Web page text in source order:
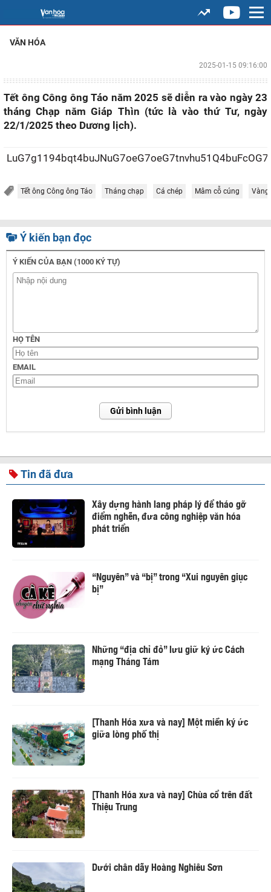
VĂN HÓA
2025-01-15 09:16:00
Tết ông Công ông Táo năm 2025 sẽ diễn ra vào ngày 23
tháng Chạp năm Giáp Thìn (tức là vào thứ Tư, ngày
22/1/2025 theo Dương lịch).
Tết ông Công ông Táo Tháng chạp Cá chép Mâm cỗ cúng Vàng
Ý kiến bạn đọc
Ý KIẾN CỦA BẠN (1000 KÝ TỰ)
HỌ TÊN
EMAIL
Gửi bình luận
Tin đã đưa
Xây dựng hành lang pháp lý để tháo gỡ
điểm nghẽn, đưa công nghiệp văn hóa
phát triển
“Nguyên” và “bị” trong “Xui nguyên giục
bị”
Những “địa chỉ đỏ” lưu giữ ký ức Cách
mạng Tháng Tám
[Thanh Hóa xưa và nay] Một miền ký ức
giữa lòng phố thị
[Thanh Hóa xưa và nay] Chùa cổ trên đất
Thiệu Trung
Dưới chân dãy Hoàng Nghiêu Sơn